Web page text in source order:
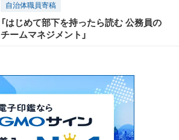
自治体職員寄稿
「はじめて部下を持ったら読む 公務員の
チームマネジメント」